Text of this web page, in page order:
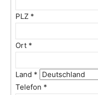
PLZ *
Ort *
Land *
Telefon *